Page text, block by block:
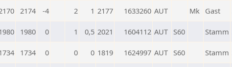
2174 -4 2 1 2177 1633260 AUT Mk Gast
1980 0 1 0,5 2021 1604112 AUT S60 Stamm
1734 0 0 0 1819 1624997 AUT S60 Stamm